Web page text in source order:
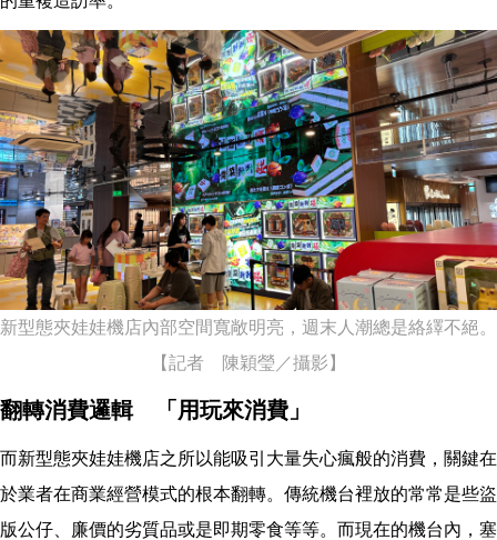
新型態夾娃娃機店內部空間寬敞明亮，週末人潮總是絡繹不絕。
【記者 陳穎瑩／攝影】
翻轉消費邏輯 「用玩來消費」
而新型態夾娃娃機店之所以能吸引大量失心瘋般的消費，關鍵在
於業者在商業經營模式的根本翻轉。傳統機台裡放的常常是些盜
版公仔、廉價的劣質品或是即期零食等等。而現在的機台內，塞